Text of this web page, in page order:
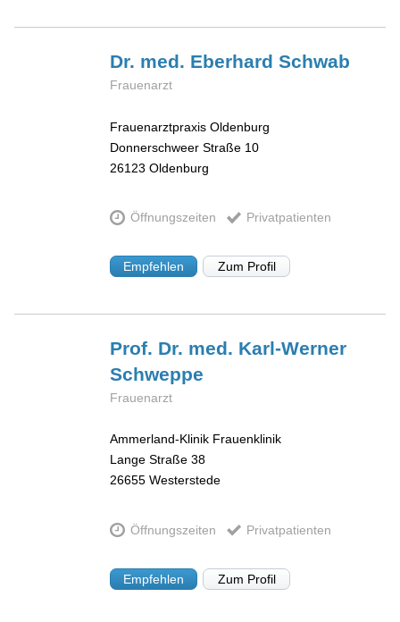
Dr. med. EberhardSchwab
Frauenarzt
Frauenarztpraxis Oldenburg
Donnerschweer Straße 10
26123 Oldenburg
Öffnungszeiten Privatpatienten
Empfehlen Zum Profil
Prof. Dr. med. Karl-Werner
Schweppe
Frauenarzt
Ammerland-Klinik Frauenklinik
Lange Straße 38
26655 Westerstede
Öffnungszeiten Privatpatienten
Empfehlen Zum Profil